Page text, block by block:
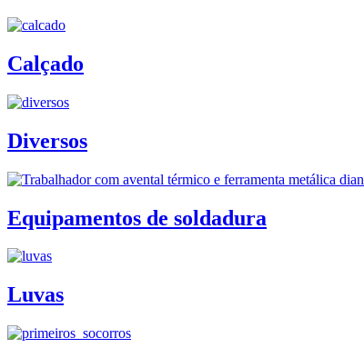
Calçado
Diversos
Equipamentos de soldadura
Luvas